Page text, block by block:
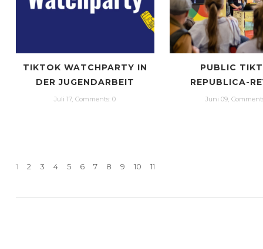
TIKTOK WATCHPARTY IN
DER JUGENDARBEIT
Juli 17, Сomments: 0
PUBLIC
REPUBLICA-
Juni 09,
1 2 3 4 5 6 7 8 9 10 11